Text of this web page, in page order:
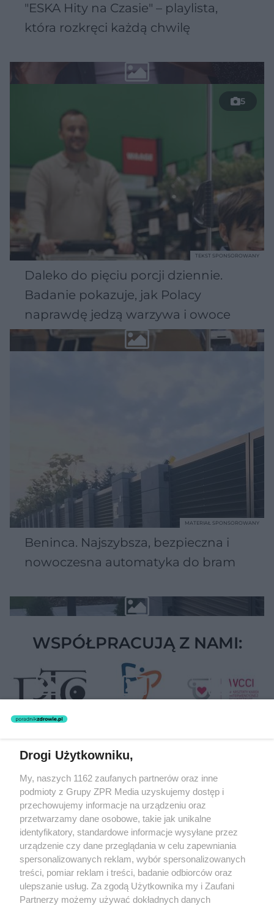
"ESKA Hity na Czasie" – playlista,
która rozkręci każdą chwilę
5
Daleko do pięciu porcji dziennie.
Badanie pokazuje, jak Polacy
naprawdę jedzą warzywa i owoce
TEKST SPONSOROWANY
Beninca. Najszybsza, bezpieczna i
nowoczesna automatyka do bram
MATERIAŁ SPONSOROWANY
WSPÓŁPRACUJĄ Z NAMI:
Żaden utwór zamieszczony w serwisie nie może być powielany i
rozpowszechniany lub dalej rozpowszechniany w jakikolwiek sposób
(w tym także elektroniczny lub mechaniczny) na jakimkolwiek polu
eksploatacji w jakiejkolwiek formie, włącznie z umieszczaniem w
Internecie bez pisemnej zgody właściciela praw. Jakiekolwiek użycie
lub wykorzystanie utworów w całości lub w części z naruszeniem
prawa, tzn. bez właściwej zgody, jest zabronione pod groźbą kary i
może być ścigane prawnie.
Drogi Użytkowniku,
My, naszych 1162 zaufanych partnerów oraz inne
podmioty z Grupy ZPR Media uzyskujemy dostęp i
przechowujemy informacje na urządzeniu oraz
przetwarzamy dane osobowe, takie jak unikalne
identyfikatory, standardowe informacje wysyłane przez
urządzenie czy dane przeglądania w celu zapewniania
spersonalizowanych reklam, wybór spersonalizowanych
treści, pomiar reklam i treści, badanie odbiorców oraz
ulepszanie usług. Za zgodą Użytkownika my i Zaufani
Partnerzy możemy używać dokładnych danych